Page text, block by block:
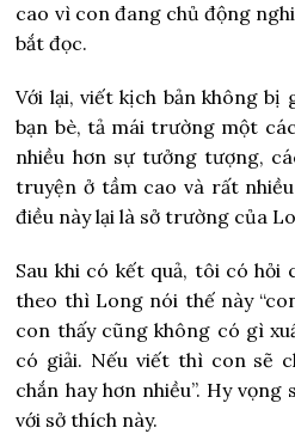
cao vì con đang chủ động
bắt đọc.
Với lại, viết kịch bản không bị
bạn bè, tả mái trường một
nhiều hơn sự tưởng tượng,
truyện ở tầm cao và rất
điều này lại là sở trường của
Sau khi có kết quả, tôi có hỏi
theo thì Long nói thế này
con thấy cũng không có gì
có giải. Nếu viết thì con sẽ
chắn hay hơn nhiều”. Hy
với sở thích này.